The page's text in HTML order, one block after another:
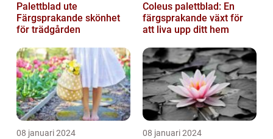
Palettblad ute
Färgsprakande skönhet
för trädgården
Coleus palettblad: En
färgsprakande växt för
att liva upp ditt hem
08 januari 2024 08 januari 2024